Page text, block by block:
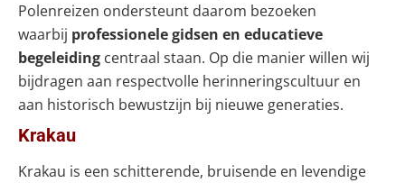
Polenreizen ondersteunt daarom bezoeken
waarbij professionele gidsen en educatieve
begeleiding centraal staan. Op die manier willen wij
bijdragen aan respectvolle herinneringscultuur en
aan historisch bewustzijn bij nieuwe generaties.
Krakau
Krakau is een schitterende, bruisende en levendige